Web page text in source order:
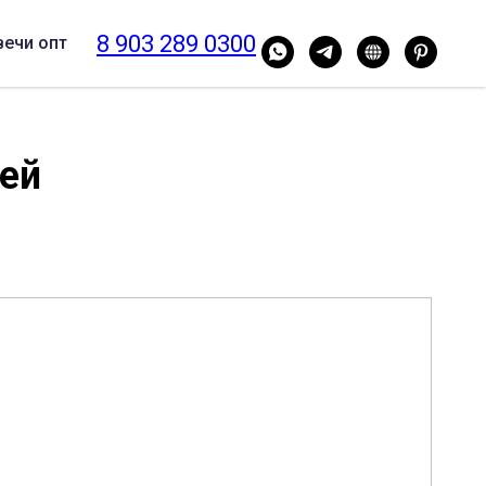
опт 8 903 289 0300